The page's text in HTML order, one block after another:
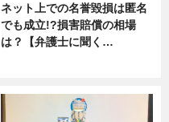
ネット上での名誉毀損は匿名
でも成立!?損害賠償の相場
は？【弁護士に聞く…